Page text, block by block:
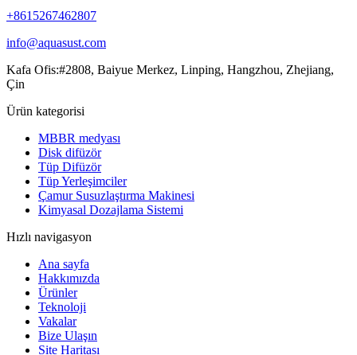
+8615267462807
info@aquasust.com
Kafa Ofis:#2808, Baiyue Merkez, Linping, Hangzhou, Zhejiang,
Çin
Ürün kategorisi
MBBR medyası
Disk difüzör
Tüp Difüzör
Tüp Yerleşimciler
Çamur Susuzlaştırma Makinesi
Kimyasal Dozajlama Sistemi
Hızlı navigasyon
Ana sayfa
Hakkımızda
Ürünler
Teknoloji
Vakalar
Bize Ulaşın
Site Haritası